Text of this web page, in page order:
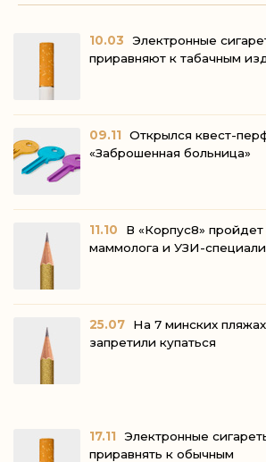
10.03
Электронные
приравняют к табачным
09.11
Открылся квест-
«Заброшенная
11.10
В «Корпус8» пройдет
маммолога и УЗИ-
25.07
На 7 минских пляжах
запретили
17.11
Электронные
приравнять к